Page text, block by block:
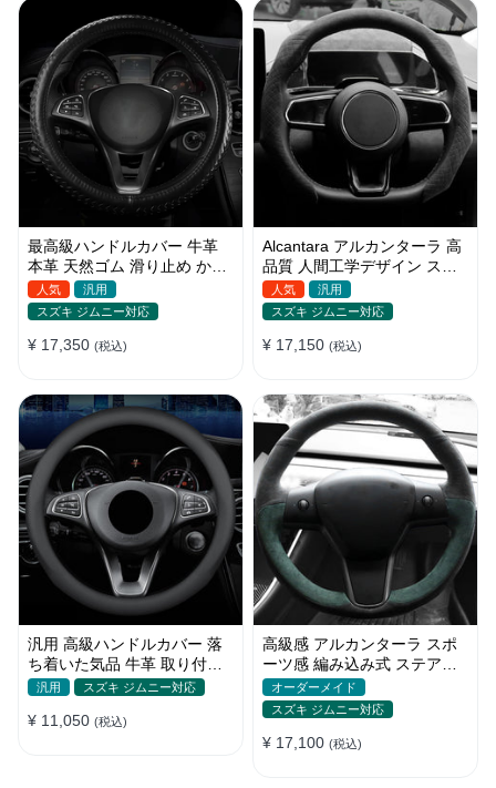
最高級ハンドルカバー 牛革
本革 天然ゴム 滑り止め かっ
こいい 35~40CM
人気
汎用
スズキ ジムニー対応
¥ 17,350 (税込)
Alcantara アルカンターラ 高
品質 人間工学デザイン スエ
ード 絶妙な肌触り O/D型兼
用 37~38CM
人気
汎用
スズキ ジムニー対応
¥ 17,150 (税込)
汎用 高級ハンドルカバー 落
ち着いた気品 牛革 取り付け
簡単 おしゃれ Ｏ型/D型
汎用 スズキ ジムニー対応
¥ 11,050 (税込)
高級感 アルカンターラ スポ
ーツ感 編み込み式 ステアリ
ングカバー かっこいい 四季
滑り止め
オーダーメイド
スズキ ジムニー対応
¥ 17,100 (税込)